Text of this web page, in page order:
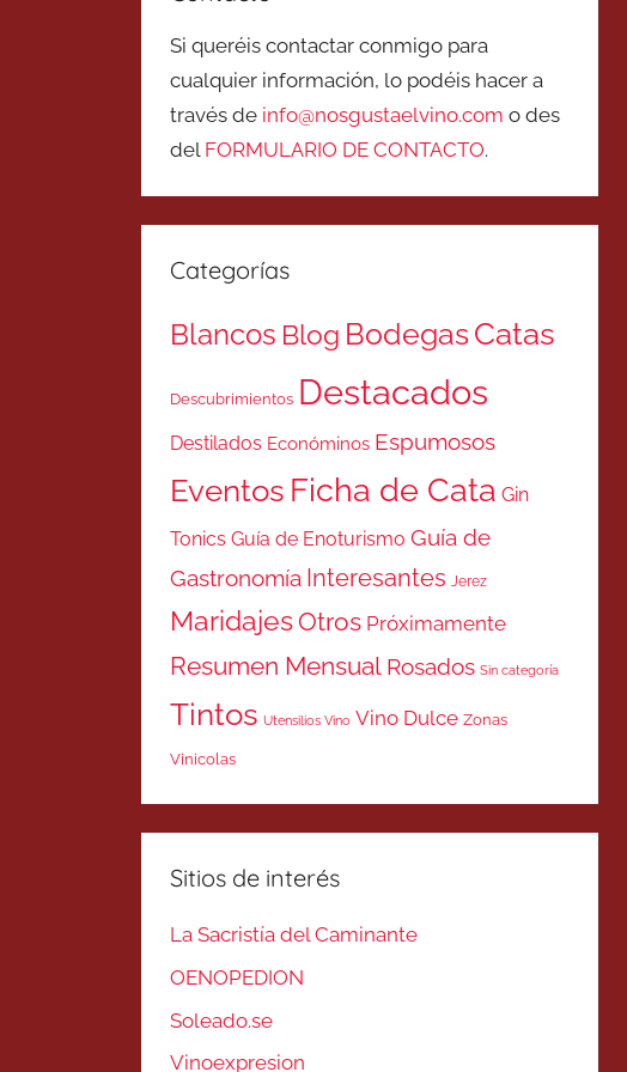
Si queréis contactar conmigo para
cualquier información, lo podéis hacer a
través de info@nosgustaelvino.com o des
del FORMULARIO DE CONTACTO.
Categorías
Blancos Blog BodegasCatas
Descubrimientos Destacados
Destilados Económinos Espumosos
Eventos Ficha de Cata Gin
Tonics Guía de Enoturismo Guía de
Gastronomía Interesantes Jerez
MaridajesOtros Próximamente
Resumen Mensual Rosados Sin categoría
Tintos Utensilios Vino Vino Dulce Zonas
Vinicolas
Sitios de interés
La Sacristía del Caminante
OENOPEDION
Soleado.se
Vinoexpresion